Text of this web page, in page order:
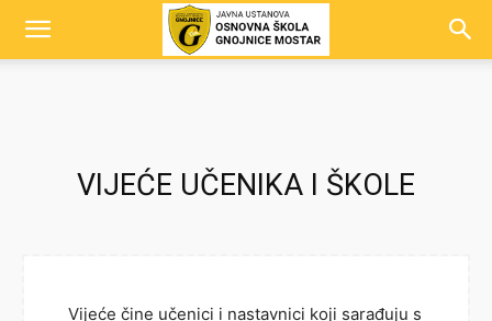
VIJEĆE UČENIKA I ŠKOLE
Vijeće čine učenici i nastavnici koji sarađuju s